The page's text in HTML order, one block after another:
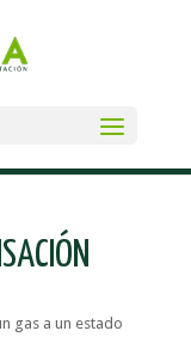
gas a un estado